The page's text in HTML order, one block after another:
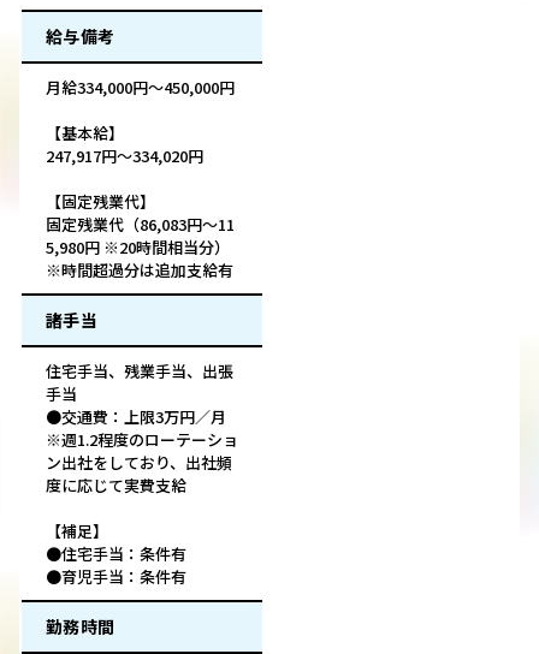
給与備考
月給334,000円～450,000円
【基本給】
247,917円～334,020円
【固定残業代】
固定残業代（86,083円～11
5,980円 ※20時間相当分）
※時間超過分は追加支給有
諸手当
住宅手当、残業手当、出張
手当
●交通費：上限3万円／月
※週1.2程度のローテーショ
ン出社をしており、出社頻
度に応じて実費支給
【補足】
●住宅手当：条件有
●育児手当：条件有
勤務時間